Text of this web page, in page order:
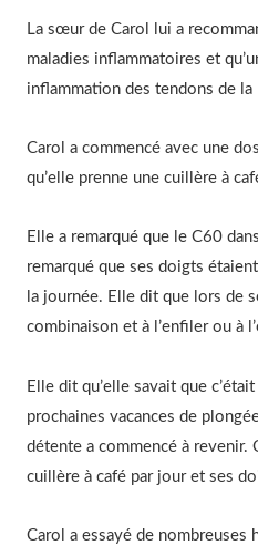
La sœur de Carol lui a
maladies inflammatoires et
inflammation des tendons de la
Carol a commencé avec une
qu’elle prenne une cuillère à
Elle a remarqué que le C60
remarqué que ses doigts
la journée. Elle dit que lors de
combinaison et à l’enfiler ou à
Elle dit qu’elle savait que
prochaines vacances de
détente a commencé à revenir.
cuillère à café par jour et ses
Carol a essayé de nombreuses